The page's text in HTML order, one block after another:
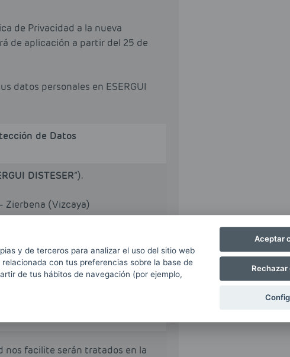
de Privacidad a la nueva
de aplicación a partir del 25 de
datos personales en ESERGUI
de Datos
DISTESER”).
Zierbena (Vizcaya)
y servicios comercializados
envío de comunicaciones
incluido el electrónico.
nos facilite serán tratados en la
y de terceros para analizar el uso del sitio web
con tus preferencias sobre la base de
de tus hábitos de navegación (por ejemplo,
Aceptar
Rechazar